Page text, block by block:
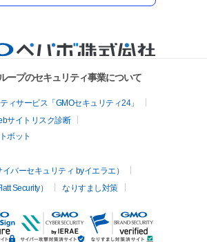
ープのセキュリティ事業について
ィサービス「GMOセキュリティ24」
サイトリスク診断
ボット
バーセキュリティ byイエラエ）
Security）
なりすまし対策